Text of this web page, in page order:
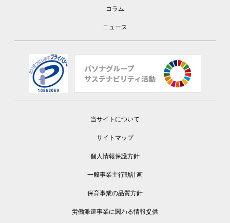
コラム
ニュース
当サイトについて
サイトマップ
個人情報保護方針
一般事業主行動計画
保育事業の品質方針
労働派遣事業に関わる情報提供